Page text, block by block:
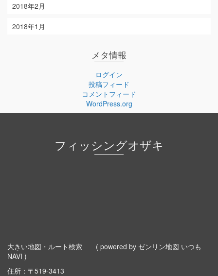
2018年2月
2018年1月
メタ情報
ログイン
投稿フィード
コメントフィード
WordPress.org
フィッシングオザキ
大きい地図・ルート検索
( powered by ゼンリン地図 いつも
NAVI )
住所：〒519-3413